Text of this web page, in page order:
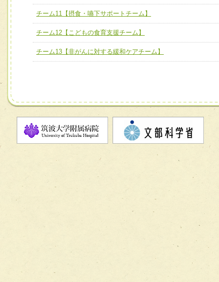
チーム10【包括的リハビリテーションコンサルテーション
ーム】
チーム11【摂食・嚥下サポートチーム】
チーム12【こどもの食育支援チーム】
チーム11【摂食・嚥下サポートチーム】
チーム12【こどもの食育支援チーム】
チーム13【非がんに対する緩和ケアチーム】